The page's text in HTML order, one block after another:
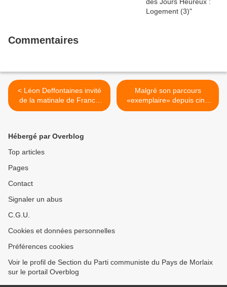
Commentaires
< Léon Deffontaines invité
de la matinale de France
Inter vendredi 22 mars à
Malgré son parcours
«exemplaire» depuis cinq
ans en Bretagne,
Hébergé par Overblog
Top articles
Pages
Contact
Signaler un abus
C.G.U.
Cookies et données personnelles
Préférences cookies
Voir le profil de Section du Parti communiste du Pays de Morlaix
sur le portail Overblog